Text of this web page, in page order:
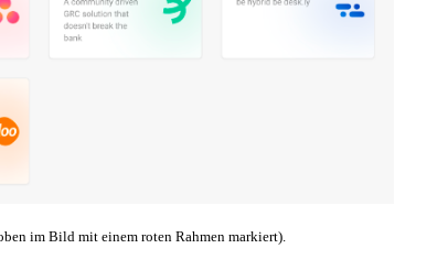
im Bild mit einem roten Rahmen markiert).